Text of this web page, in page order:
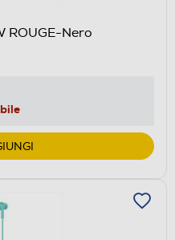
ROUGE-Nero